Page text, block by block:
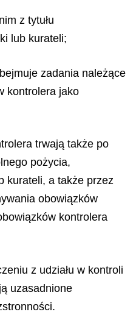
z tytułu
lub kurateli;
zadania należące
kontrolera jako
trwają także po
pożycia,
kurateli, a także przez
obowiązków
kontrolera
z udziału w kontroli
uzasadnione